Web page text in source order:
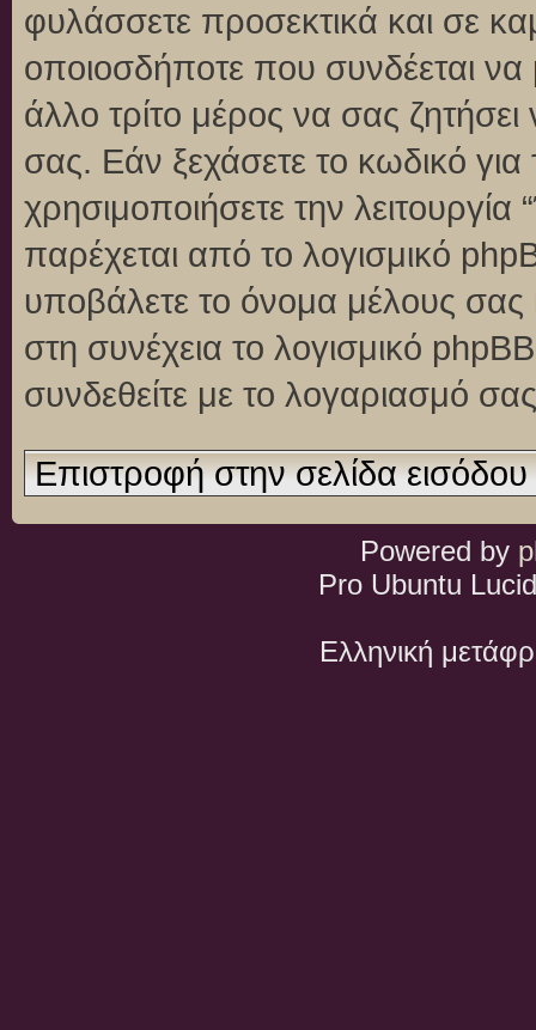
φυλάσσετε προσεκτικά και σε
οποιοσδήποτε που συνδέεται
άλλο τρίτο μέρος να σας
σας. Εάν ξεχάσετε το κωδικό
χρησιμοποιήσετε την
παρέχεται από το λογισμικό
υποβάλετε το όνομα μέλους σας
στη συνέχεια το λογισμικό
συνδεθείτε με το λογαριασμό
Επιστροφή στην σελίδα εισόδου
Powered by
Pro Ubuntu
Ελληνική